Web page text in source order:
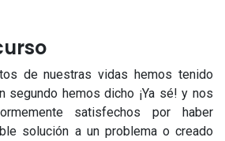
de nuestras vidas hemos tenido
segundo hemos dicho ¡Ya sé! y nos
satisfechos por haber
solución a un problema o creado